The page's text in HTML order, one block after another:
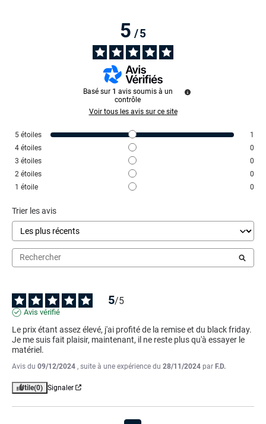
5/5
Basé sur 1 avis soumis à un
contrôle
Voir tous les avis sur ce site
5 étoiles
1
4 étoiles
0
3 étoiles
0
2 étoiles
0
1 étoile 0
Trier les avis
5/5
Avis vérifié
Le prix étant assez élevé, j'ai profité de la remise et du black friday.
Je me suis fait plaisir, maintenant, il ne reste plus qu'à essayer le
matériel.
Avis du 09/12/2024 , suite à une expérience du 28/11/2024 par F.D.
Utile(0) Signaler